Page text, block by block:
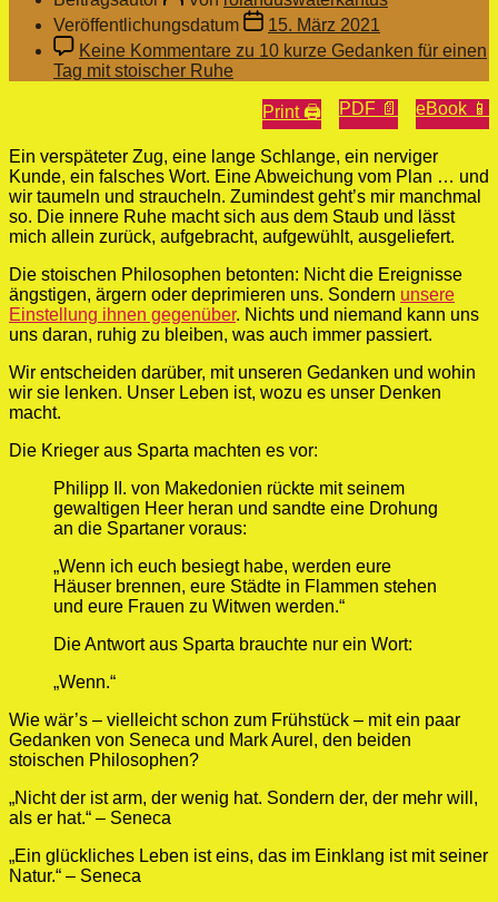
Veröffentlichungsdatum
15. März 2021
Keine Kommentare zu 10 kurze Gedanken für einen
Tag mit stoischer Ruhe
Print 🖨 PDF 📄 eBook 📱
Ein verspäteter Zug, eine lange Schlange, ein nerviger
Kunde, ein falsches Wort. Eine Abweichung vom Plan … und
wir taumeln und straucheln. Zumindest geht’s mir manchmal
so. Die innere Ruhe macht sich aus dem Staub und lässt
mich allein zurück, aufgebracht, aufgewühlt, ausgeliefert.
Die stoischen Philosophen betonten: Nicht die Ereignisse
ängstigen, ärgern oder deprimieren uns. Sondern unsere
Einstellung ihnen gegenüber. Nichts und niemand kann uns
uns daran, ruhig zu bleiben, was auch immer passiert.
Wir entscheiden darüber, mit unseren Gedanken und wohin
wir sie lenken. Unser Leben ist, wozu es unser Denken
macht.
Die Krieger aus Sparta machten es vor:
Philipp II. von Makedonien rückte mit seinem
gewaltigen Heer heran und sandte eine Drohung
an die Spartaner voraus:
„Wenn ich euch besiegt habe, werden eure
Häuser brennen, eure Städte in Flammen stehen
und eure Frauen zu Witwen werden.“
Die Antwort aus Sparta brauchte nur ein Wort:
„Wenn.“
Wie wär’s – vielleicht schon zum Frühstück – mit ein paar
Gedanken von Seneca und Mark Aurel, den beiden
stoischen Philosophen?
„Nicht der ist arm, der wenig hat. Sondern der, der mehr will,
als er hat.“ – Seneca
„Ein glückliches Leben ist eins, das im Einklang ist mit seiner
Natur.“ – Seneca